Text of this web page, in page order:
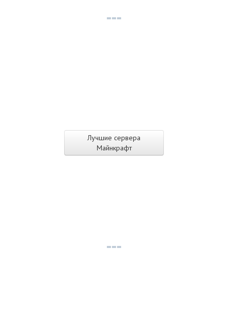
Лучшие сервера
Майнкрафт